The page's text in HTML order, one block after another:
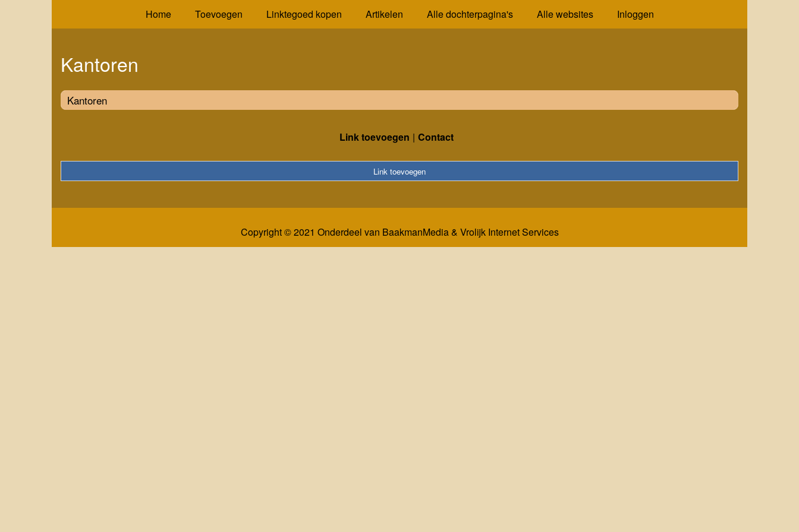
Home Toevoegen Linktegoed kopen Artikelen Alle dochterpagina's Alle websites Inloggen
Kantoren
Kantoren
Link toevoegen Contact
Link toevoegen
Copyright © 2021 Onderdeel van BaakmanMedia& Vrolijk Internet Services